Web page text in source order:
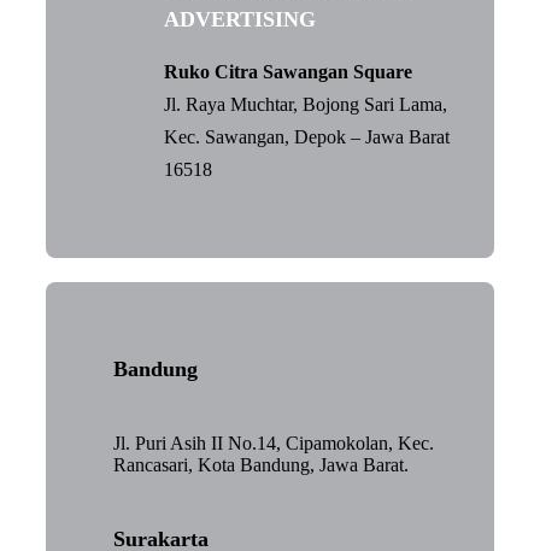
ADVERTISING
Ruko Citra Sawangan Square
Jl. Raya Muchtar, Bojong Sari Lama,
Kec. Sawangan, Depok – Jawa Barat
16518
Bandung
Jl. Puri Asih II No.14, Cipamokolan, Kec.
Rancasari, Kota Bandung, Jawa Barat.
Surakarta